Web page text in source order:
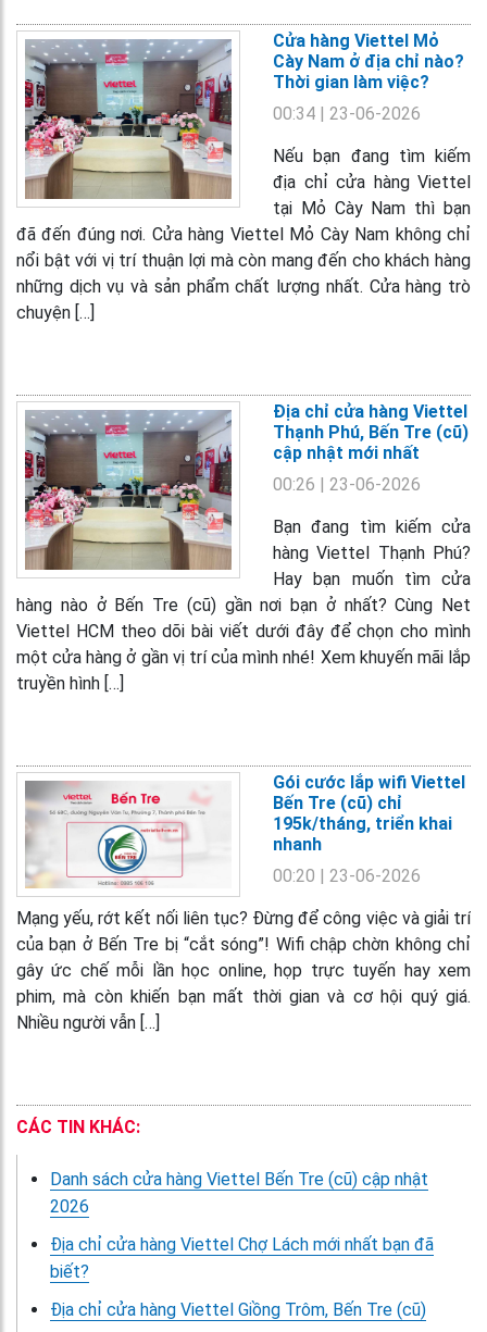
Cửa hàng Viettel Mỏ
Cày Nam ở địa chỉ nào?
Thời gian làm việc?
00:34 | 23-06-2026
Nếu bạn đang tìm kiếm
địa chỉ cửa hàng Viettel
tại Mỏ Cày Nam thì bạn
đã đến đúng nơi. Cửa hàng Viettel Mỏ Cày Nam không chỉ
nổi bật với vị trí thuận lợi mà còn mang đến cho khách hàng
những dịch vụ và sản phẩm chất lượng nhất. Cửa hàng trò
chuyện […]
Địa chỉ cửa hàng Viettel
Thạnh Phú, Bến Tre (cũ)
cập nhật mới nhất
00:26 | 23-06-2026
Bạn đang tìm kiếm cửa
hàng Viettel Thạnh Phú?
Hay bạn muốn tìm cửa
hàng nào ở Bến Tre (cũ) gần nơi bạn ở nhất? Cùng Net
Viettel HCM theo dõi bài viết dưới đây để chọn cho mình
một cửa hàng ở gần vị trí của mình nhé! Xem khuyến mãi lắp
truyền hình […]
Gói cước lắp wifi Viettel
Bến Tre (cũ) chỉ
195k/tháng, triển khai
nhanh
00:20 | 23-06-2026
Mạng yếu, rớt kết nối liên tục? Đừng để công việc và giải trí
của bạn ở Bến Tre bị “cắt sóng”! Wifi chập chờn không chỉ
gây ức chế mỗi lần học online, họp trực tuyến hay xem
phim, mà còn khiến bạn mất thời gian và cơ hội quý giá.
Nhiều người vẫn […]
CÁC TIN KHÁC:
Danh sách cửa hàng Viettel Bến Tre (cũ) cập nhật
2026
Địa chỉ cửa hàng Viettel Chợ Lách mới nhất bạn đã
biết?
Địa chỉ cửa hàng Viettel Giồng Trôm, Bến Tre (cũ)